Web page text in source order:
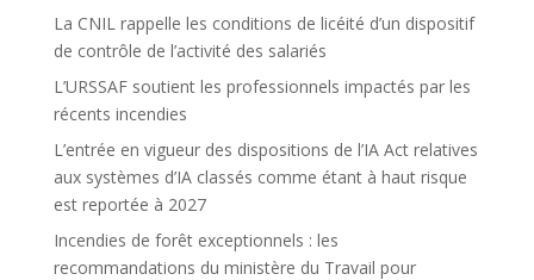
La CNIL rappelle les conditions de licéité d’un dispositif
de contrôle de l’activité des salariés
L’URSSAF soutient les professionnels impactés par les
récents incendies
L’entrée en vigueur des dispositions de l’IA Act relatives
aux systèmes d’IA classés comme étant à haut risque
est reportée à 2027
Incendies de forêt exceptionnels : les
recommandations du ministère du Travail pour